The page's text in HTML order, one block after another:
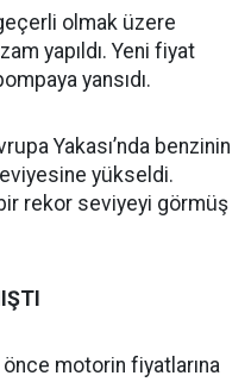
olmak üzere
yapıldı. Yeni fiyat
yansıdı.
Yakası’nda benzinin
yükseldi.
rekor seviyeyi görmüş
önce motorin fiyatlarına